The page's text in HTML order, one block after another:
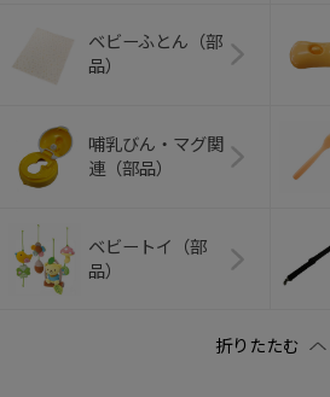
ベビーふとん（部
品）
哺乳びん・マグ関
連（部品）
ベビートイ（部
品）